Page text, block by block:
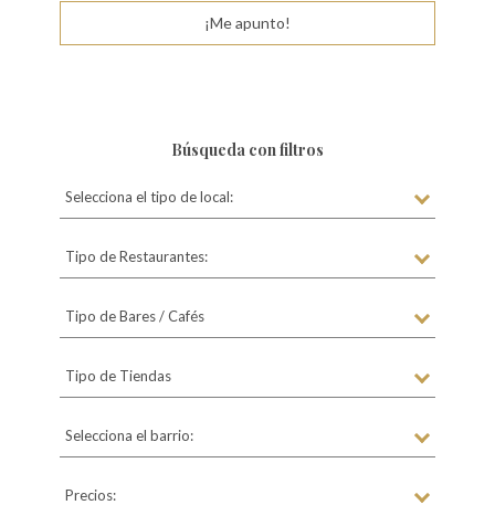
¡Me apunto!
Búsqueda con filtros
Selecciona el tipo de local:
Tipo de Restaurantes:
Tipo de Bares / Cafés
Tipo de Tiendas
Selecciona el barrio:
Precios: